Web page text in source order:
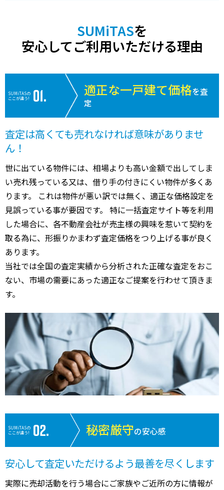
SUMiTASを
安心してご利用いただける理由
SUMiTASの
ここが違う!
適正な一戸建て価格を査
定
査定は高くても売れなければ意味がありませ
ん！
世に出ている物件には、相場よりも高い金額で出してしま
い売れ残っている又は、借り手の付きにくい物件が多くあ
ります。 これは物件が悪い訳では無く、適正な価格設定を
見誤っている事が要因です。 特に一括査定サイト等を利用
した場合に、各不動産会社が売主様の興味を惹いて契約を
取る為に、形振りかまわず査定価格をつり上げる事が良く
あります。
当社では全国の査定実績から分析された正確な査定をおこ
ない、市場の需要にあった適正なご提案を行わせて頂きま
す。
SUMiTASの
ここが違う!
秘密厳守の安心感
安心して査定いただけるよう最善を尽くします
実際に売却活動を行う場合にご家族やご近所の方に情報が